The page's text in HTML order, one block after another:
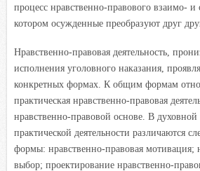
процесс нравственно-правового взаимо- и
котором осужденные преобразуют друг
Нравственно-правовая деятельность,
исполнения уголовного наказания,
конкретных формах. К общим формам
практическая нравственно-правовая
нравственно-правовой основе. В духовной
практической деятельности различаются
формы: нравственно-правовая мотивация;
выбор; проектирование нравственно-